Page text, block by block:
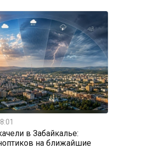
в Забайкалье:
на ближайшие